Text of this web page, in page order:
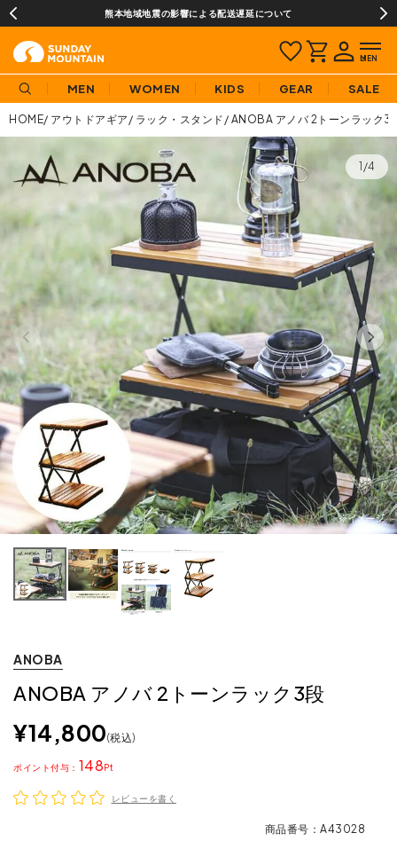
熊本地域地震の影響による配送遅延について
MEN WOMEN KIDS GEAR SALE
HOME アウトドアギア ラック・スタンド ANOBA アノバ 2トーンラック3
1/4
ANOBA
ANOBA アノバ 2トーンラック3段
¥14,800 税込
148
ポイント
レビューを書く
商品番号 A43028